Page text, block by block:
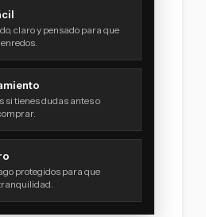
claro y pensado para que
si tienes dudas antes o
protegidos para que